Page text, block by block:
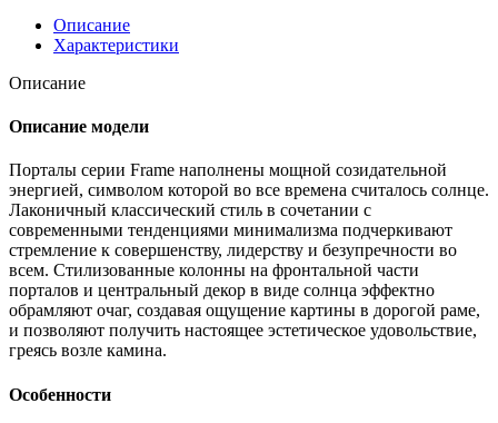
Описание
Характеристики
Описание
Описание модели
Порталы серии Frame наполнены мощной созидательной
энергией, символом которой во все времена считалось солнце.
Лаконичный классический стиль в сочетании с
современными тенденциями минимализма подчеркивают
стремление к совершенству, лидерству и безупречности во
всем. Стилизованные колонны на фронтальной части
порталов и центральный декор в виде солнца эффектно
обрамляют очаг, создавая ощущение картины в дорогой раме,
и позволяют получить настоящее эстетическое удовольствие,
греясь возле камина.
Особенности